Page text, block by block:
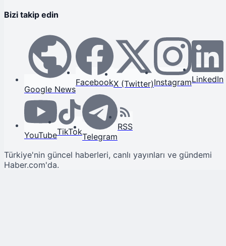
Bizi takip edin
Google News
FacebookX (Twitter)InstagramLinkedIn
YouTubeTikTokTelegram
RSS
Türkiye'nin güncel haberleri, canlı yayınları ve gündemi
Haber.com'da.